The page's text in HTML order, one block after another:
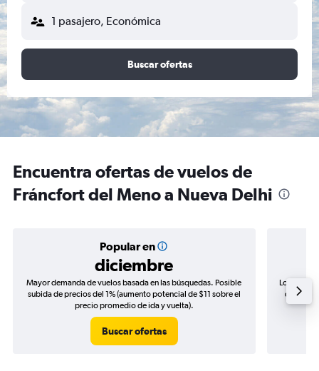
1 pasajero, Económica
Buscar ofertas
Encuentra ofertas de vuelos de
Fráncfort del Meno a Nueva Delhi
Popular en
diciembre
Mayor demanda de vuelos basada en las búsquedas. Posible
subida de precios del 1% (aumento potencial de $11 sobre el
precio promedio de ida y vuelta).
Buscar ofertas
Los
de